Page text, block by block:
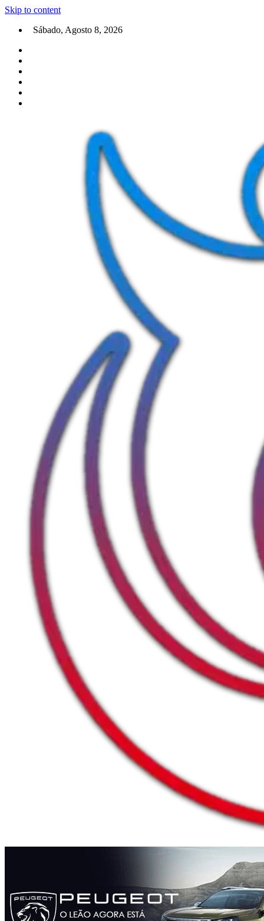
Skip to content
Sábado, Agosto 8, 2026